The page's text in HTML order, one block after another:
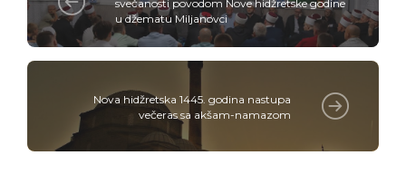
svečanosti povodom Nove hidžretske godine
u džematu Miljanovci
Nova hidžretska 1445. godina nastupa
večeras sa akšam-namazom